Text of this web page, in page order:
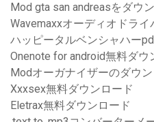
Mod gta san andreasをダウ
Wavemaxxオーディオドラ
ハッピータルベンシャハー
Onenote for android無料ダウ
Modオーガナイザーのダウ
Xxxsex無料ダウンロード
Eletrax無料ダウンロード